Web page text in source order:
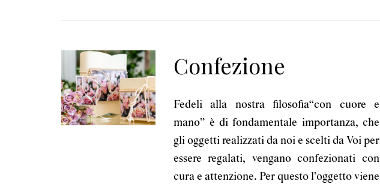
Confezione
Fedeli alla nostra filosofia“con cuore e
mano” è di fondamentale importanza, che
gli oggetti realizzati da noi e scelti da Voi per
essere regalati, vengano confezionati con
cura e attenzione. Per questo l’oggetto viene